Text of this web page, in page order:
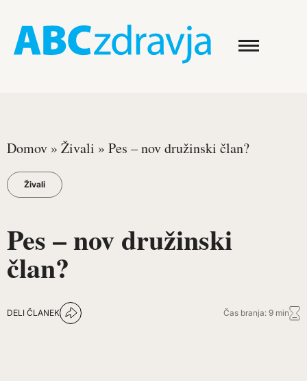
Domov » Živali » Pes – nov družinski član?
Živali
Pes – nov družinski
član?
DELI ČLANEK Čas branja: 9 min